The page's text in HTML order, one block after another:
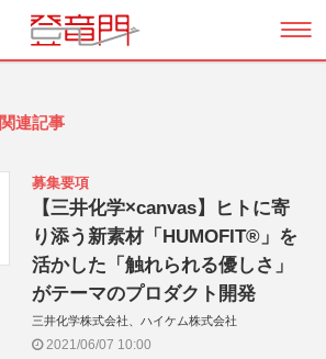
関連記事
募集要項
【三井化学×canvas】ヒトに寄
り添う新素材「HUMOFIT®」を
活かした「触れられる優しさ」
がテーマのプロダクト開発
三井化学株式会社、ハイケム株式会社
2021/06/07 10:00